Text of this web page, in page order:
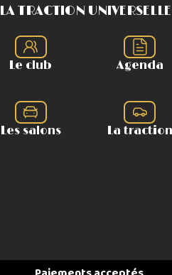
LA TRACTION UNIVERSELLE
Le club Agenda
Les salons La traction